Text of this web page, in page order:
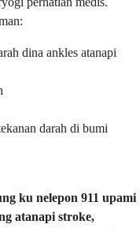
dina ankles atanapi
darah di bumi
ku nelepon 911 upami
atanapi stroke,